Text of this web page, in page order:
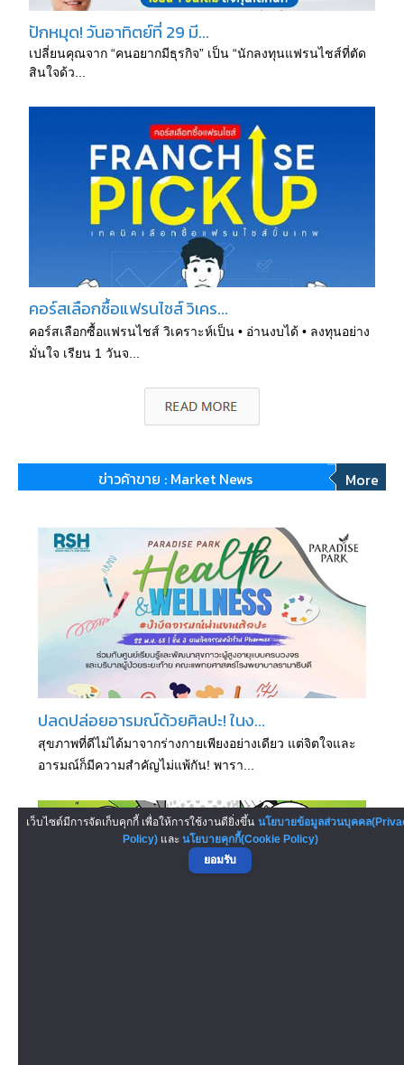
ปักหมุด! วันอาทิตย์ที่ 29 มี...
เปลี่ยนคุณจาก “คนอยากมีธุรกิจ” เป็น “นักลงทุนแฟรนไชส์ที่ตัด
สินใจด้ว...
คอร์สเลือกซื้อแฟรนไชส์ วิเคร...
คอร์สเลือกซื้อแฟรนไชส์ วิเคราะห์เป็น • อ่านงบได้ • ลงทุนอย่าง
มั่นใจ เรียน 1 วันจ...
ข่าวค้าขาย : Market News More
ปลดปล่อยอารมณ์ด้วยศิลปะ! ในง...
สุขภาพที่ดีไม่ได้มาจากร่างกายเพียงอย่างเดียว แต่จิตใจและ
อารมณ์ก็มีความสำคัญไม่แพ้กัน! พารา...
เว็บไซต์มีการจัดเก็บคุกกี้ เพื่อให้การใช้งานดียิ่งขึ้น นโยบายข้อมูลส่วนบุคคล
Policy)และ นโยบายคุกกี้(Cookie Policy)
ยอมรับ